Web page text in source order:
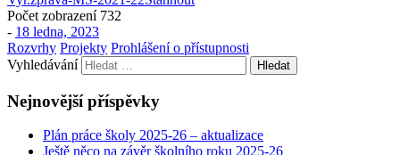
Počet zobrazení 732
- 18 ledna, 2023
Rozvrhy Projekty Prohlášení o přístupnosti
Vyhledávání
Nejnovější příspěvky
Plán práce školy 2025-26 – aktualizace
Ještě něco na závěr školního roku 2025-26